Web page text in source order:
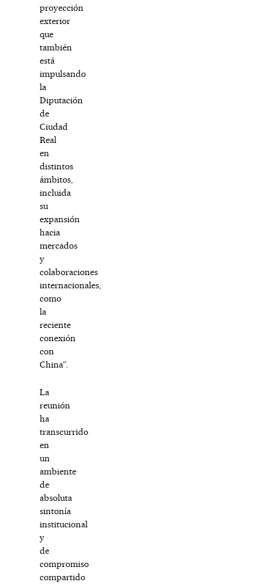
proyección
exterior
que
también
está
impulsando
la
Diputación
de
Ciudad
Real
en
distintos
ámbitos,
incluida
su
expansión
hacia
mercados
y
colaboraciones
internacionales,
como
la
reciente
conexión
con
China”.
La
reunión
ha
transcurrido
en
un
ambiente
de
absoluta
sintonía
institucional
y
de
compromiso
compartido